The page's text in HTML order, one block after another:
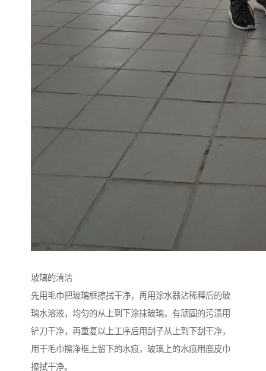
玻璃的清洁
先用毛巾把玻璃框擦拭干净，再用涂水器沾稀释后的玻
璃水溶液，均匀的从上到下涂抹玻璃，有顽固的污渍用
铲刀干净，再重复以上工序后用刮子从上到下刮干净，
用干毛巾擦净框上留下的水痕，玻璃上的水痕用鹿皮巾
擦拭干净。